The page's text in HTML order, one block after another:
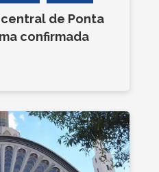
de Ponta
confirmada